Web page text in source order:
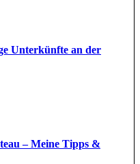
Unterkünfte an der
– Meine Tipps &